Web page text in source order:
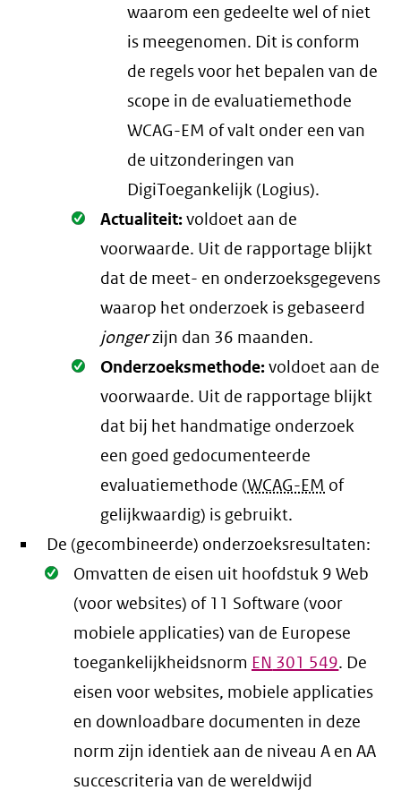
waarom een gedeelte wel of niet
is meegenomen. Dit is conform
de regels voor het bepalen van de
scope in de evaluatiemethode
WCAG-EM of valt onder een van
de uitzonderingen van
DigiToegankelijk (Logius).
Oké.
Actualiteit:voldoet aan de
voorwaarde. Uit de rapportage blijkt
dat de meet- en onderzoeksgegevens
waarop het onderzoek is gebaseerd
jongerzijn dan 36 maanden.
Oké.
Onderzoeksmethode:voldoet aan de
voorwaarde. Uit de rapportage blijkt
dat bij het handmatige onderzoek
een goed gedocumenteerde
evaluatiemethode (WCAG-EM of
gelijkwaardig) is gebruikt.
De (gecombineerde) onderzoeksresultaten:
Oké.
Omvatten de eisen uit hoofdstuk 9 Web
(voor websites) of 11 Software (voor
mobiele applicaties) van de Europese
toegankelijkheidsnorm EN 301 549. De
eisen voor websites, mobiele applicaties
en downloadbare documenten in deze
norm zijn identiek aan de niveau A en AA
succescriteria van de wereldwijd